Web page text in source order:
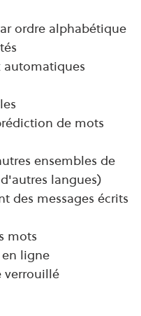
ordre alphabétique
automatiques
de mots
ensembles de
langues)
des messages écrits
mots
ligne
verrouillé